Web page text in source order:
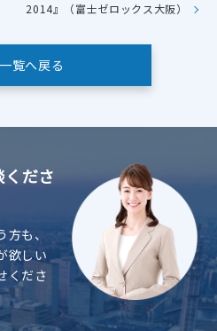
2014』（富士ゼロックス大阪）
覧へ戻る
ださ
も、
欲しい
くださ